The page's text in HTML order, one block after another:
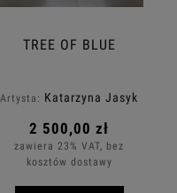
TREE OF BLUE
Artysta: Katarzyna Jasyk
2 500,00 zł
zawiera 23% VAT, bez
kosztów dostawy